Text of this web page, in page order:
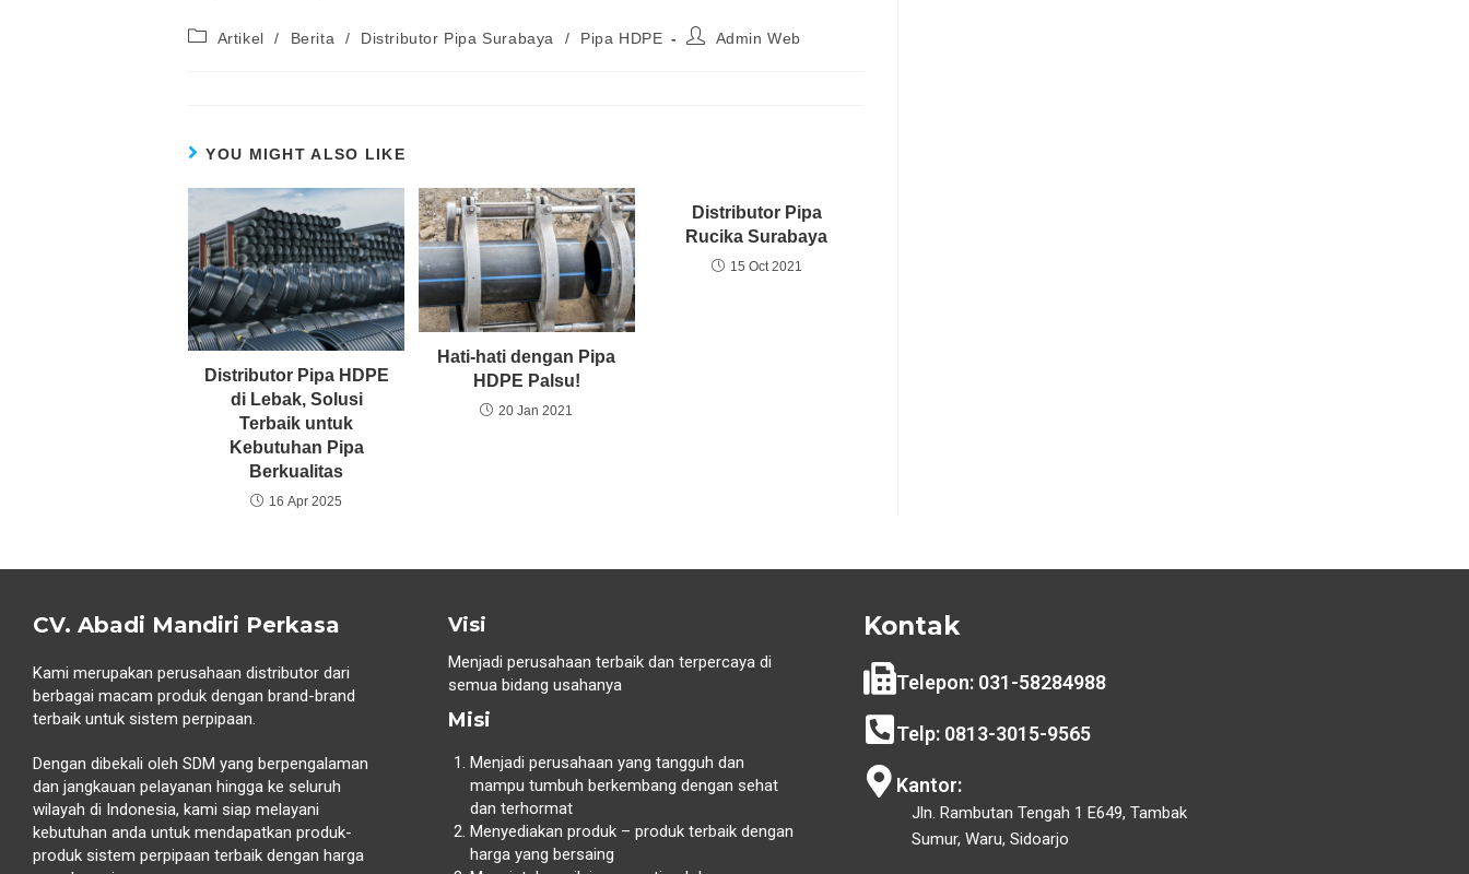
Artikel / Berita / Distributor Pipa Surabaya / Pipa HDPE Admin Web
YOU MIGHT ALSO LIKE
Distributor Pipa HDPE
di Lebak, Solusi
Terbaik untuk
Kebutuhan Pipa
Berkualitas
16 Apr 2025
Hati-hati dengan Pipa
HDPE Palsu!
20 Jan 2021
Distributor Pipa
Rucika Surabaya
15 Oct 2021
CV. Abadi Mandiri Perkasa
Kami merupakan perusahaan distributor dari
berbagai macam produk dengan brand-brand
terbaik untuk sistem perpipaan.
Dengan dibekali oleh SDM yang berpengalaman
dan jangkauan pelayanan hingga ke seluruh
wilayah di Indonesia, kami siap melayani
kebutuhan anda untuk mendapatkan produk-
produk sistem perpipaan terbaik dengan harga
Visi
Menjadi perusahaan terbaik dan terpercaya di
semua bidang usahanya
Misi
Menjadi perusahaan yang tangguh dan
mampu tumbuh berkembang dengan sehat
dan terhormat
Menyediakan produk – produk terbaik dengan
harga yang bersaing
Kontak
Telepon: 031-58284988
Telp: 0813-3015-9565
Kantor:
Jln. Rambutan Tengah 1 E649, Tambak
Sumur, Waru, Sidoarjo